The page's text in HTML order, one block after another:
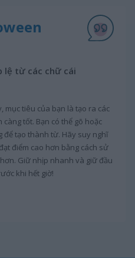
lệ từ các chữ cái
mục tiêu của bạn là tạo ra các
tốt. Bạn có thể gõ hoặc
để tạo thành từ. Hãy suy nghĩ
điểm cao hơn bằng cách sử
Giữ nhịp nhanh và giữ đầu
khi hết giờ!